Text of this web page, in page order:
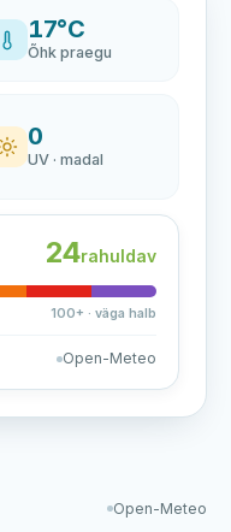
17°C
Õhk praegu
0
UV · madal
24rahuldav
100+ · väga halb
Open-Meteo
Open-Meteo